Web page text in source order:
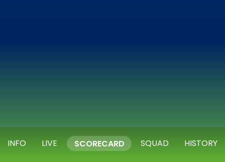
INFO LIVE SCORECARD SQUAD HISTORY